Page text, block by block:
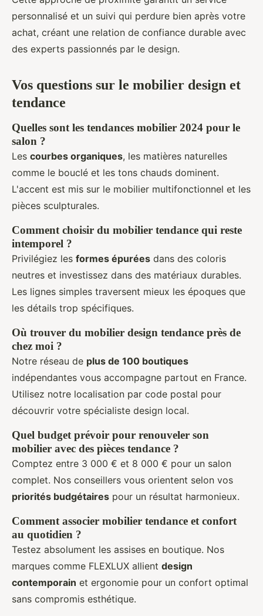
personnalisé et un suivi qui perdure bien après votre
achat, créant une relation de confiance durable avec
des experts passionnés par le design.
Vos questions sur le mobilier design et
tendance
Quelles sont les tendances mobilier 2024 pour le
salon ?
Les courbes organiques, les matières naturelles
comme le bouclé et les tons chauds dominent.
L'accent est mis sur le mobilier multifonctionnel et les
pièces sculpturales.
Comment choisir du mobilier tendance qui reste
intemporel ?
Privilégiez les formes épurées dans des coloris
neutres et investissez dans des matériaux durables.
Les lignes simples traversent mieux les époques que
les détails trop spécifiques.
Où trouver du mobilier design tendance près de
chez moi ?
Notre réseau de plus de 100 boutiques
indépendantes vous accompagne partout en France.
Utilisez notre localisation par code postal pour
découvrir votre spécialiste design local.
Quel budget prévoir pour renouveler son
mobilier avec des pièces tendance ?
Comptez entre 3 000 € et 8 000 € pour un salon
complet. Nos conseillers vous orientent selon vos
priorités budgétaires pour un résultat harmonieux.
Comment associer mobilier tendance et confort
au quotidien ?
Testez absolument les assises en boutique. Nos
marques comme FLEXLUX allient design
contemporain et ergonomie pour un confort optimal
sans compromis esthétique.